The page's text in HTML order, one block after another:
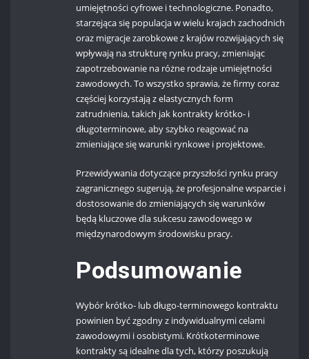
umiejętności cyfrowe i technologiczne. Ponadto,
starzejąca się populacja w wielu krajach zachodnich
oraz migracje zarobkowe z krajów rozwijających się
wpływają na strukturę rynku pracy, zmieniając
zapotrzebowanie na różne rodzaje umiejętności
zawodowych. To wszystko sprawia, że firmy coraz
częściej korzystają z elastycznych form
zatrudnienia, takich jak kontrakty krótko- i
długoterminowe, aby szybko reagować na
zmieniające się warunki rynkowe i projektowe.
Przewidywania dotyczące przyszłości rynku pracy
zagranicznego sugerują, że profesjonalne wsparcie i
dostosowanie do zmieniających się warunków
będą kluczowe dla sukcesu zawodowego w
międzynarodowym środowisku pracy.
Podsumowanie
Wybór krótko- lub długo-terminowego kontraktu
powinien być zgodny z indywidualnymi celami
zawodowymi i osobistymi. Krótkoterminowe
kontrakty są idealne dla tych, którzy poszukują